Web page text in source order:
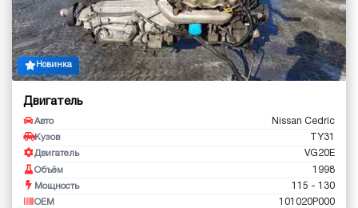
Новинка
Двигатель
Авто Nissan Cedric
Кузов TY31
Двигатель VG20E
Объём 1998
Мощность 115 - 130
OEM 101020P000